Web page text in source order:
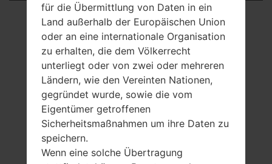
Showing 1 to 16 of 16 entries
Previous 1 Next
für die Übermittlung von Daten in ein
Land außerhalb der Europäischen Union
oder an eine internationale Organisation
zu erhalten, die dem Völkerrecht
unterliegt oder von zwei oder mehreren
Ländern, wie den Vereinten Nationen,
gegründet wurde, sowie die vom
Eigentümer getroffenen
Sicherheitsmaßnahmen um ihre Daten zu
speichern.
Wenn eine solche Übertragung